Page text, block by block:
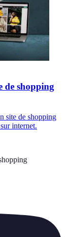
de shopping
site de shopping
internet.